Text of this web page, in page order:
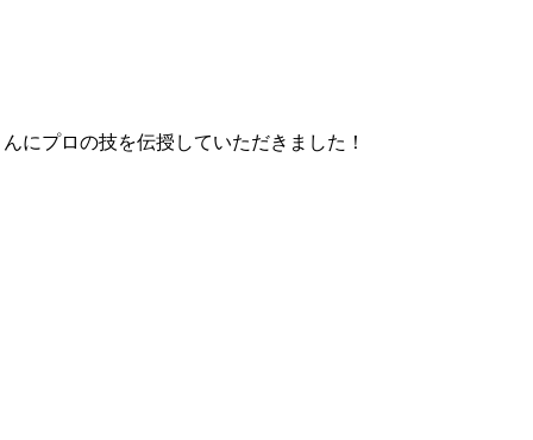
にプロの技を伝授していただきました！